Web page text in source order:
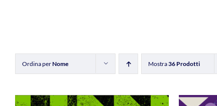
Ordina perNome Mostra36 Prodotti